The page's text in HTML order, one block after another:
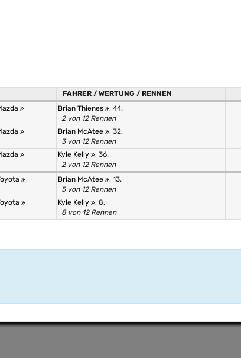
FAHRER / WERTUNG / RENNEN
Brian Thienes
, 44.
2 von 12 Rennen
Brian McAtee
, 32.
3 von 12 Rennen
Kyle Kelly
, 36.
2 von 12 Rennen
Brian McAtee
, 13.
5 von 12 Rennen
Kyle Kelly
, 8.
8 von 12 Rennen